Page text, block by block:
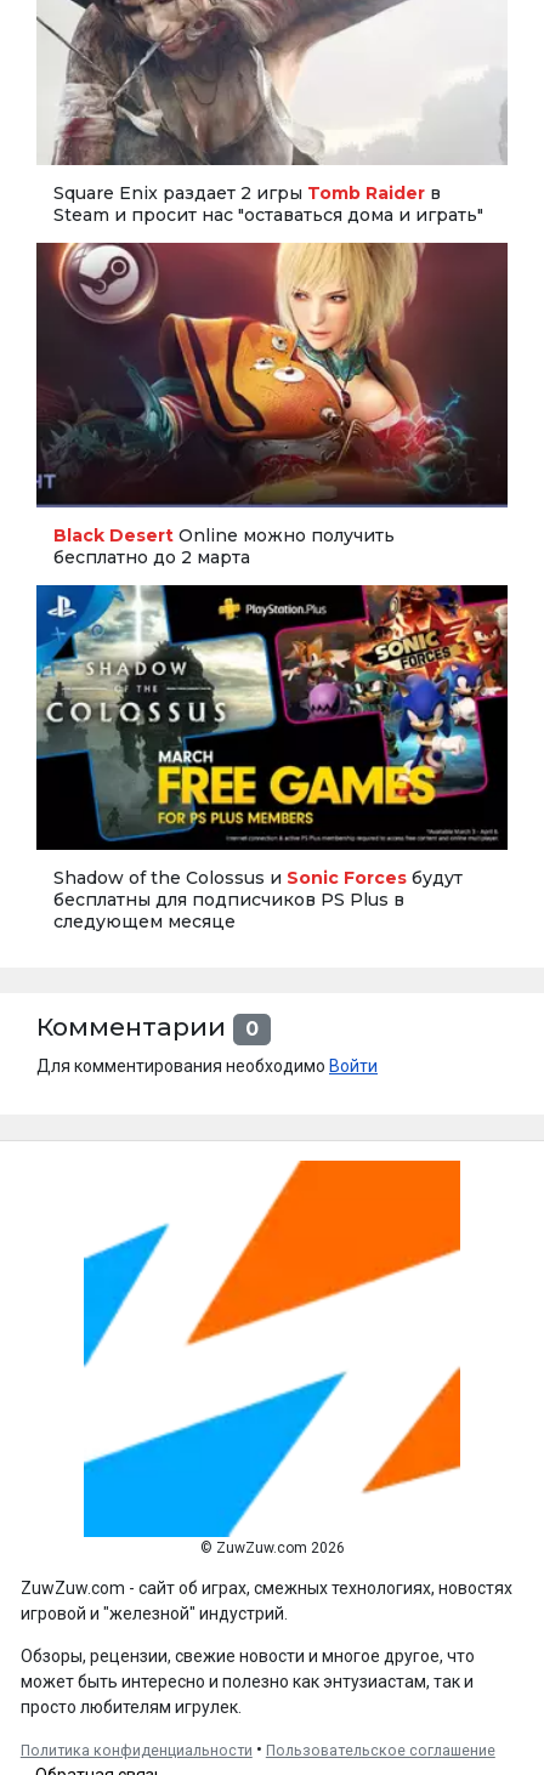
Square Enix раздает 2 игры Tomb Raider в
Steam и просит нас "оставаться дома и играть"
Black Desert Online можно получить
бесплатно до 2 марта
Shadow of the Colossus и Sonic Forces будут
бесплатны для подписчиков PS Plus в
следующем месяце
Комментарии 0
Для комментирования необходимо Войти
© ZuwZuw.com 2026
ZuwZuw.com - сайт об играх, смежных технологиях, новостях
игровой и "железной" индустрий.
Обзоры, рецензии, свежие новости и многое другое, что
может быть интересно и полезно как энтузиастам, так и
просто любителям игрулек.
Политика конфиденциальности • Пользовательское соглашение